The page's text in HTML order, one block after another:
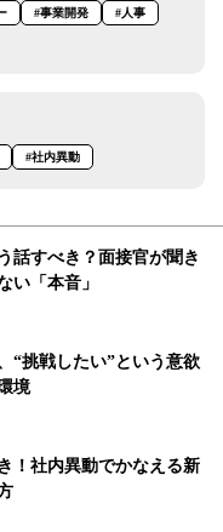
#事業開発 #人事
#社内異動
話すべき？面接官が聞き
い「本音」
“挑戦したい”という意欲
境
！社内異動でかなえる新